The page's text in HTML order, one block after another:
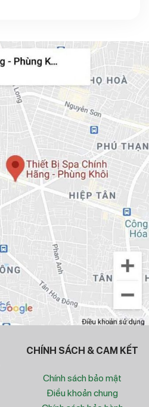
CHÍNH SÁCH & CAM KẾT
Chính sách bảo mật
Điều khoản chung